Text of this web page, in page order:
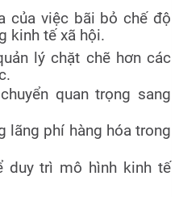
của việc bãi bỏ chế độ
kinh tế xã hội.
lý chặt chẽ hơn các
quan trọng sang
lãng phí hàng hóa trong
duy trì mô hình kinh tế